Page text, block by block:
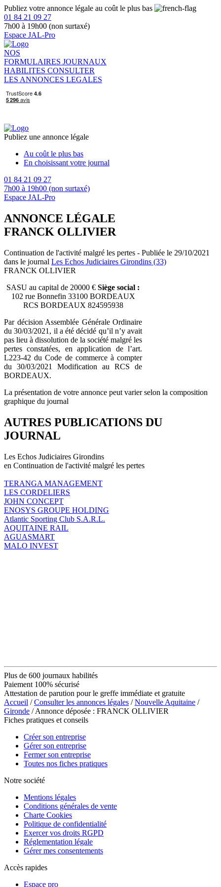
Publiez votre annonce légale au coût le plus bas
01 84 21 09 27
7h00 à 19h00 (non surtaxé)
Espace JAL-Pro
NOS
FORMULAIRES JOURNAUX
HABILITES CONSULTER
LES ANNONCES LEGALES
Publiez une annonce légale
Au coût le plus bas
En choisissant votre journal
01 84 21 09 27
7h00 à 19h00 (non surtaxé)
Espace JAL-Pro
ANNONCE LÉGALE
FRANCK OLLIVIER
Continuation de l'activité malgré les pertes - Publiée le 29/10/2021
dans le journal Les Echos Judiciaires Girondins (33)
FRANCK OLLIVIER
SASU au capital de 20000 € Siège social :
102 rue Bonnefin 33100 BORDEAUX
RCS BORDEAUX 824595938
Par décision Assemblée Générale Ordinaire
du 30/03/2021, il a été décidé qu’il n’y avait
pas lieu à dissolution de la société malgré les
pertes constatées, en application de l’art.
L223-42 du Code de commerce à compter
du 30/03/2021 Modification au RCS de
BORDEAUX.
La présentation de votre annonce peut varier selon la composition
graphique du journal
AUTRES PUBLICATIONS DU
JOURNAL
Les Echos Judiciaires Girondins
en Continuation de l'activité malgré les pertes
TERANGA MANAGEMENT
LES CORDELIERS
JOHN CONCEPT
ENOSYS GROUPE HOLDING
Atlantic Sporting Club S.A.R.L.
AQUITAINE RAIL
AGUASMART
MALO INVEST
Plus de 600 journaux habilités
Paiement 100% sécurisé
Attestation de parution pour le greffe immédiate et gratuite
Accueil /Consulter les annonces légales /Nouvelle Aquitaine /
Gironde / Annonce déposée : FRANCK OLLIVIER
Fiches pratiques et conseils
Créer son entreprise
Gérer son entreprise
Fermer son entreprise
Toutes nos fiches pratiques
Notre société
Mentions légales
Conditions générales de vente
Charte Cookies
Politique de confidentialité
Exercer vos droits RGPD
Réglementation légale
Gérer mes consentements
Accès rapides
Espace pro